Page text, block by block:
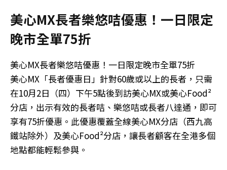
美心MX長者樂悠咭優惠！一日限定
晚市全單75折
美心MX長者樂悠咭優惠！一日限定晚市全單75折
美心MX「長者優惠日」針對60歲或以上的長者，只需
在10月2日（四）下午5點後到訪美心MX或美心Food²
分店，出示有效的長者咭、樂悠咭或長者八達通，即可
享有75折優惠。此優惠覆蓋全線美心MX分店（西九高
鐵站除外）及美心Food²分店，讓長者顧客在全港多個
地點都能輕鬆參與。